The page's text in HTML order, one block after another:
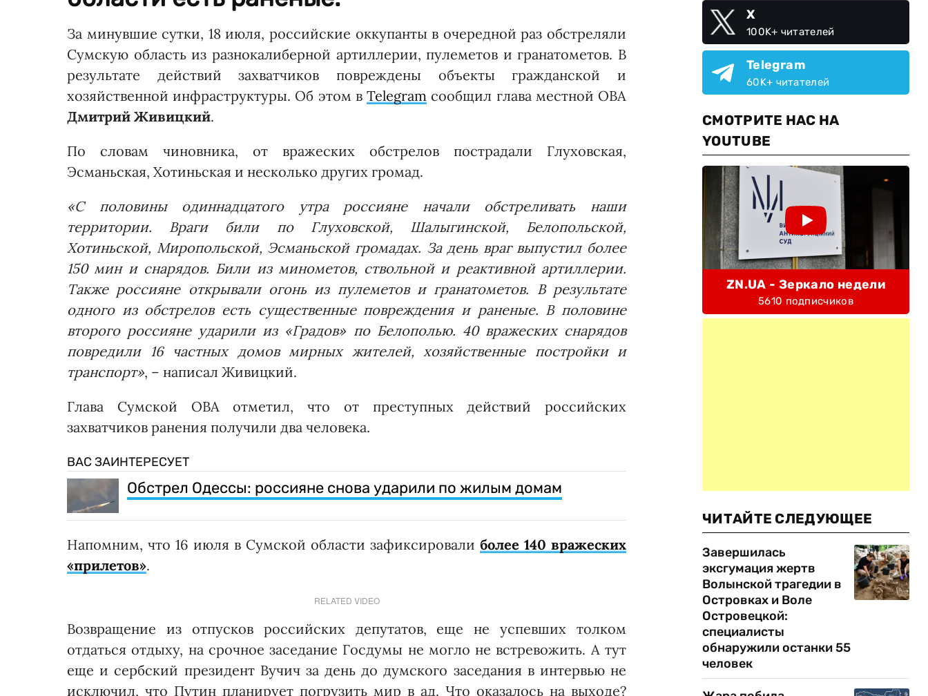
За минувшие сутки, 18 июля, российские оккупанты в очередной раз обстреляли
Сумскую область из разнокалиберной артиллерии, пулеметов и гранатометов. В
результате действий захватчиков повреждены объекты гражданской и
хозяйственной инфраструктуры. Об этом вTelegram сообщил глава местной ОВА
Дмитрий Живицкий.
По словам чиновника, от вражеских обстрелов пострадали Глуховская,
Эсманьская, Хотиньская и несколько других громад.
«С половины одиннадцатого утра россияне начали обстреливать наши
территории. Враги били по Глуховской, Шалыгинской, Белопольской,
Хотиньской, Миропольской, Эсманьской громадах. За день враг выпустил более
150 мин и снарядов. Били из минометов, ствольной и реактивной артиллерии.
Также россияне открывали огонь из пулеметов и гранатометов. В результате
одного из обстрелов есть существенные повреждения и раненые. В половине
второго россияне ударили из «Градов» по Белополью. 40 вражеских снарядов
повредили 16 частных домов мирных жителей, хозяйственные постройки и
транспорт», – написал Живицкий.
Глава Сумской ОВА отметил, что от преступных действий российских
захватчиков ранения получили два человека.
ВАС ЗАИНТЕРЕСУЕТ
Обстрел Одессы: россияне снова ударили по жилым домам
Напомним, что 16 июля в Сумской области зафиксировалиболее 140 вражеских
«прилетов».
RELATED VIDEO
Возвращение из отпусков российских депутатов, еще не успевших толком
отдаться отдыху, на срочное заседание Госдумы не могло не встревожить. А тут
еще и сербский президент Вучич за день до думского заседания в интервью не
исключил, что Путин планирует погрузить мир в ад. Что оказалось на выходе?
X
100K+ читателей
Telegram
60K+ читателей
СМОТРИТЕ НАС НА
YOUTUBE
ZN.UA - Зеркало недели
5610 подписчиков
ЧИТАЙТЕ СЛЕДУЮЩЕЕ
Завершилась
эксгумация жертв
Волынской трагедии в
Островках и Воле
Островецкой:
специалисты
обнаружили останки 55
человек